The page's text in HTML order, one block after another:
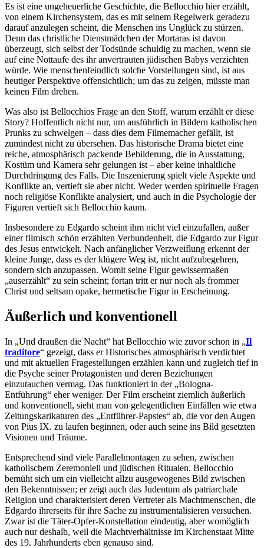
Es ist eine ungeheuerliche Geschichte, die Bellocchio hier erzählt,
von einem Kirchensystem, das es mit seinem Regelwerk geradezu
darauf anzulegen scheint, die Menschen ins Unglück zu stürzen.
Denn das christliche Dienstmädchen der Mortaras ist davon
überzeugt, sich selbst der Todsünde schuldig zu machen, wenn sie
auf eine Nottaufe des ihr anvertrauten jüdischen Babys verzichten
würde. Wie menschenfeindlich solche Vorstellungen sind, ist aus
heutiger Perspektive offensichtlich; um das zu zeigen, müsste man
keinen Film drehen.
Was also ist Bellocchios Frage an den Stoff, warum erzählt er diese
Story? Hoffentlich nicht nur, um ausführlich in Bildern katholischen
Prunks zu schwelgen – dass dies dem Filmemacher gefällt, ist
zumindest nicht zu übersehen. Das historische Drama bietet eine
reiche, atmosphärisch packende Bebilderung, die in Ausstattung,
Kostüm und Kamera sehr gelungen ist – aber keine inhaltliche
Durchdringung des Falls. Die Inszenierung spielt viele Aspekte und
Konflikte an, vertieft sie aber nicht. Weder werden spirituelle Fragen
noch religiöse Konflikte analysiert, und auch in die Psychologie der
Figuren vertieft sich Bellocchio kaum.
Insbesondere zu Edgardo scheint ihm nicht viel einzufallen, außer
einer filmisch schön erzählten Verbundenheit, die Edgardo zur Figur
des Jesus entwickelt. Nach anfänglicher Verzweiflung erkennt der
kleine Junge, dass es der klügere Weg ist, nicht aufzubegehren,
sondern sich anzupassen. Womit seine Figur gewissermaßen
„auserzählt“ zu sein scheint; fortan tritt er nur noch als frommer
Christ und seltsam opake, hermetische Figur in Erscheinung.
Äußerlich und konventionell
In „Und draußen die Nacht“ hat Bellocchio wie zuvor schon in „Il
traditore“ gezeigt, dass er Historisches atmosphärisch verdichtet
und mit aktuellen Fragestellungen erzählen kann und zugleich tief in
die Psyche seiner Protagonisten und deren Beziehungen
einzutauchen vermag. Das funktioniert in der „Bologna-
Entführung“ eher weniger. Der Film erscheint ziemlich äußerlich
und konventionell, sieht man von gelegentlichen Einfällen wie etwa
Zeitungskarikaturen des „Entführer-Papstes“ ab, die vor den Augen
von Pius IX. zu laufen beginnen, oder auch seine ins Bild gesetzten
Visionen und Träume.
Entsprechend sind viele Parallelmontagen zu sehen, zwischen
katholischem Zeremoniell und jüdischen Ritualen. Bellocchio
bemüht sich um ein vielleicht allzu ausgewogenes Bild zwischen
den Bekenntnissen; er zeigt auch das Judentum als patriarchale
Religion und charakterisiert deren Vertreter als Machtmenschen, die
Edgardo ihrerseits für ihre Sache zu instrumentalisieren versuchen.
Zwar ist die Täter-Opfer-Konstellation eindeutig, aber womöglich
auch nur deshalb, weil die Machtverhältnisse im Kirchenstaat Mitte
des 19. Jahrhunderts eben genauso sind.